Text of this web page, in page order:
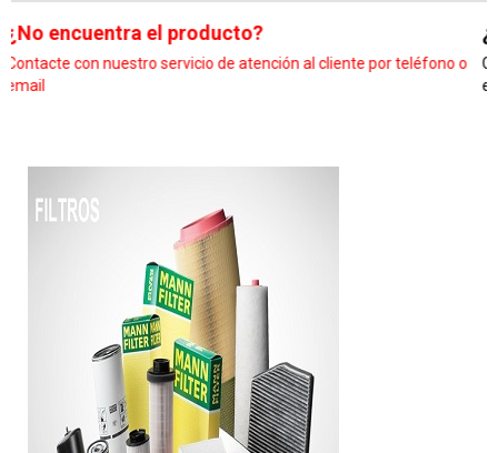
por teléfono o
¿No encuentra el producto?
Contacte con nuestro servicio de atención al